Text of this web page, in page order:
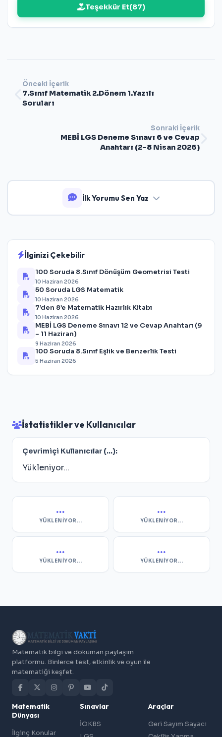
Teşekkür Et(87)
Önceki İçerik
7.Sınıf Matematik 2.Dönem 1.Yazılı
Soruları
Sonraki İçerik
MEBİ LGS Deneme Sınavı 6 ve Cevap
Anahtarı (2–8 Nisan 2026)
İlk Yorumu Sen Yaz
İlginizi Çekebilir
100 Soruda 8.Sınıf Dönüşüm Geometrisi Testi
10 Haziran 2026
50 Soruda LGS Matematik
10 Haziran 2026
7’den 8’e Matematik Hazırlık Kitabı
10 Haziran 2026
MEBİ LGS Deneme Sınavı 12 ve Cevap Anahtarı (9
– 11 Haziran)
9 Haziran 2026
100 Soruda 8.Sınıf Eşlik ve Benzerlik Testi
5 Haziran 2026
İstatistikler ve Kullanıcılar
Çevrimiçi Kullanıcılar (...):
Yükleniyor...
...
YÜKLENIYOR...
...
YÜKLENIYOR...
...
YÜKLENIYOR...
...
YÜKLENIYOR...
Matematik bilgi ve doküman paylaşım
platformu. Binlerce test, etkinlik ve oyun ile
matematiği keşfet.
Matematik
Dünyası
İlginç Konular
Sınavlar
İOKBS
Araçlar
Geri Sayım Sayacı